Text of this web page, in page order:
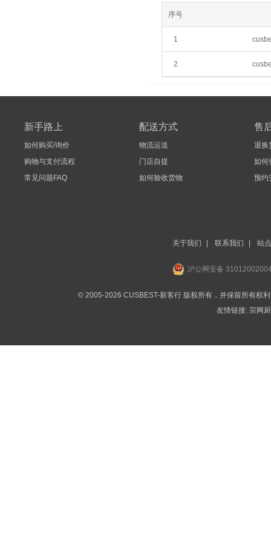
序号
1
2
新手路上
如何购买/询价
购物与支付流程
常见问题FAQ
配送方式
物流运送
门店自提
如何验收货物
售
退换
如何
预约
关于我们 | 联系我们 | 站
沪公网安备
© 2005-2026 CUSBEST-新客行 版权所有，并保留所有权
友情链接: 宗网